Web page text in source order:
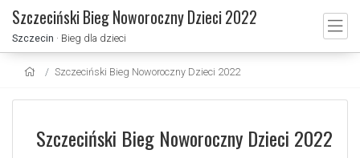
Szczeciński Bieg Noworoczny Dzieci 2022
Szczecin · Bieg dla dzieci
Szczeciński Bieg Noworoczny Dzieci 2022
Szczeciński Bieg Noworoczny Dzieci 2022